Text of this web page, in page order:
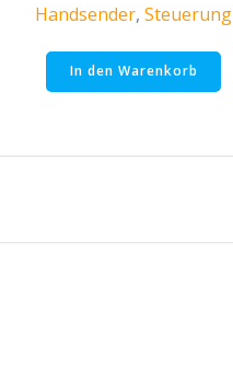
Handsender,Steuerung
In den Warenkorb